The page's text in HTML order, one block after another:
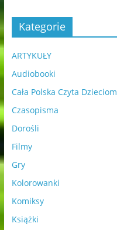
Kategorie
ARTYKUŁY
Audiobooki
Cała Polska Czyta Dzieciom
Czasopisma
Dorośli
Filmy
Gry
Kolorowanki
Komiksy
Książki